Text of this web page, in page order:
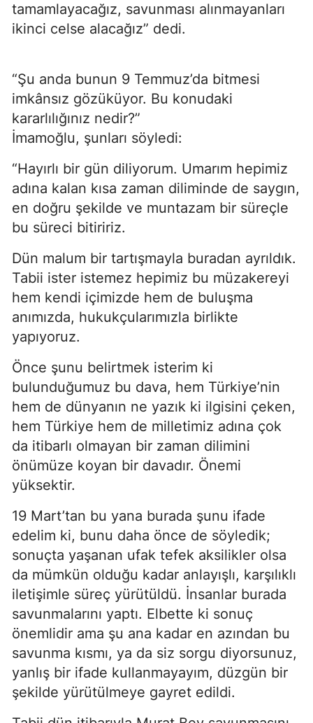
tamamlayacağız, savunması alınmayanları
ikinci celse alacağız” dedi.
“Şu anda bunun 9 Temmuz’da bitmesi
imkânsız gözüküyor. Bu konudaki
kararlılığınız nedir?”
İmamoğlu, şunları söyledi:
“Hayırlı bir gün diliyorum. Umarım hepimiz
adına kalan kısa zaman diliminde de saygın,
en doğru şekilde ve muntazam bir süreçle
bu süreci bitiririz.
Dün malum bir tartışmayla buradan ayrıldık.
Tabii ister istemez hepimiz bu müzakereyi
hem kendi içimizde hem de buluşma
anımızda, hukukçularımızla birlikte
yapıyoruz.
Önce şunu belirtmek isterim ki
bulunduğumuz bu dava, hem Türkiye’nin
hem de dünyanın ne yazık ki ilgisini çeken,
hem Türkiye hem de milletimiz adına çok
da itibarlı olmayan bir zaman dilimini
önümüze koyan bir davadır. Önemi
yüksektir.
19 Mart’tan bu yana burada şunu ifade
edelim ki, bunu daha önce de söyledik;
sonuçta yaşanan ufak tefek aksilikler olsa
da mümkün olduğu kadar anlayışlı, karşılıklı
iletişimle süreç yürütüldü. İnsanlar burada
savunmalarını yaptı. Elbette ki sonuç
önemlidir ama şu ana kadar en azından bu
savunma kısmı, ya da siz sorgu diyorsunuz,
yanlış bir ifade kullanmayayım, düzgün bir
şekilde yürütülmeye gayret edildi.